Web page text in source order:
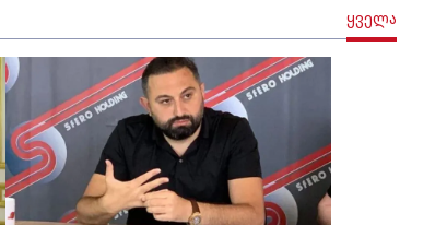
ყველა